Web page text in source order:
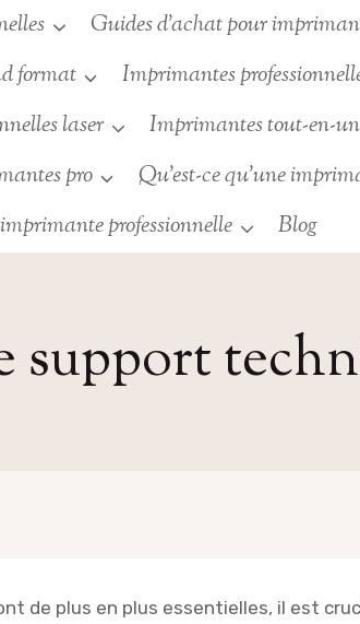
Guides d’achat pour
format
Imprimantes
laser
Imprimantes tout-en-un
pro
Qu’est-ce qu’une
professionnelle
Blog
support
de plus en plus essentielles, il est